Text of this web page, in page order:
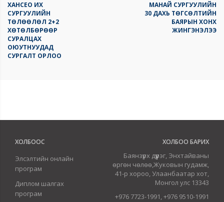
ХАНСЕО ИХ
СУРГУУЛИЙН
ТӨЛӨӨЛӨЛ 2+2
ХӨТӨЛБӨРӨӨР
СУРАЛЦАХ
ОЮУТНУУДАД
СУРГАЛТ ОРЛОО
МАНАЙ СУРГУУЛИЙН
30 ДАХЬ ТӨГСӨЛТИЙН
БАЯРЫН ХОНХ
ЖИНГЭНЭЛЭЭ
ХОЛБООС
Элсэлтийн онлайн
програм
Диплом шалгах
програм
ХОЛБОО БАРИХ
Баянзүрх дүүрэг, Энхтайваны
өргөн чөлөө,Жуковын гудамж,
41-р хороо, Улаанбаатар хот,
Монгол улс 13343
+976 7723-1991, +976 9510-1991